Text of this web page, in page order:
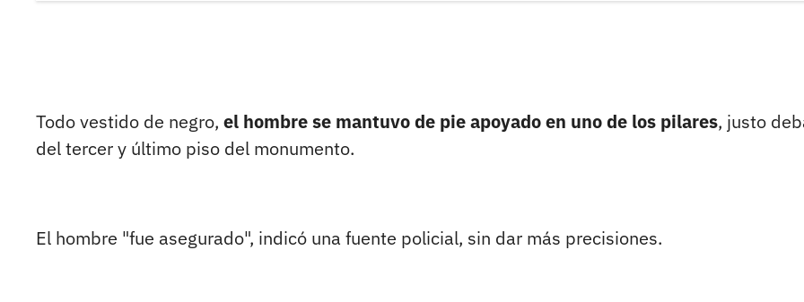
Todo vestido de negro, el hombre se mantuvo de pie apoyado en uno de los pilares, justo
del tercer y último piso del monumento.
El hombre "fue asegurado", indicó una fuente policial, sin dar más precisiones.